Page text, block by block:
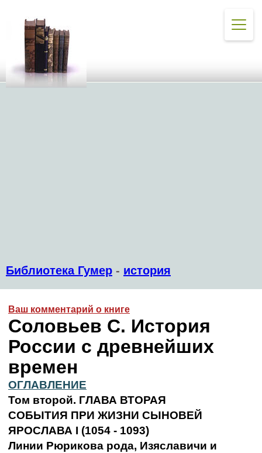
Библиотека Гумер - история
Ваш комментарий о книге
Соловьев С. История
России с древнейших
времен
ОГЛАВЛЕНИЕ
Том второй. ГЛАВА ВТОРАЯ
СОБЫТИЯ ПРИ ЖИЗНИ СЫНОВЕЙ
ЯРОСЛАВА I (1054 - 1093)
Линии Рюрикова рода, Изяславичи и